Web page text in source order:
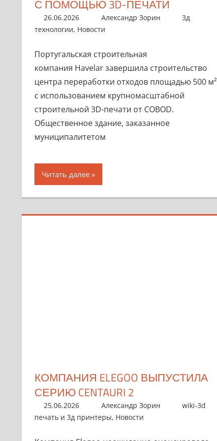
С ПОМОЩЬЮ 3D-ПЕЧАТИ
26.06.2026 Александр Зорин
3д
технологии, Новости
​​Португальская строительная
компания Havelar завершила строительство
центра переработки отходов площадью 500 м²
с использованием крупномасштабной
строительной 3D-печати от COBOD.
Общественное здание, заказанное
муниципалитетом
Читать далее
КОМПАНИЯ ELEGOO ВЫПУСТИЛА
СЕРИЮ CENTAURI 2
25.06.2026 Александр Зорин
wiki-3d
печать и 3д принтеры, Новости